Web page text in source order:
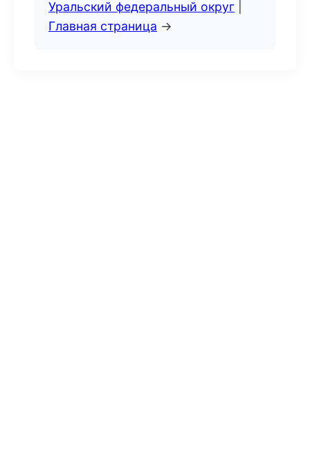
Уральский федеральный округ
Главная страница →